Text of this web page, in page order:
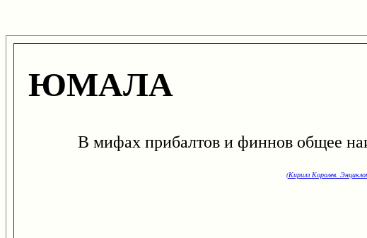
ЮМАЛА
В мифах прибалтов и финнов общее
(Кирилл Королев.